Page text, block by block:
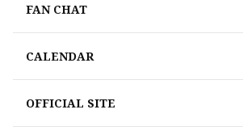
FAN CHAT
CALENDAR
OFFICIAL SITE